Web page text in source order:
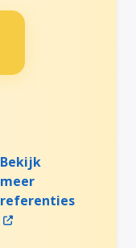
Bekijk
meer
referenties